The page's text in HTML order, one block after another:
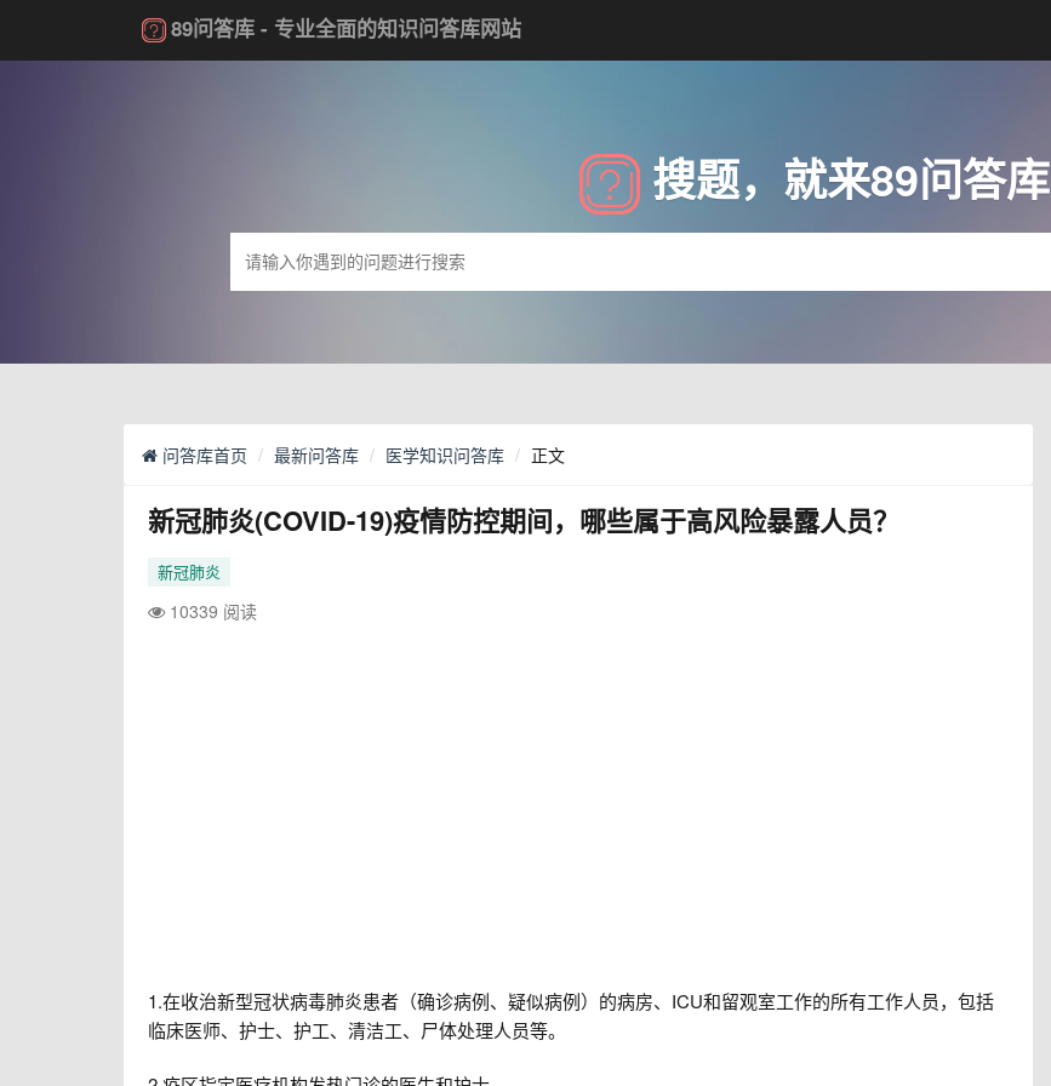
89问答库 - 专业全面的知识问答库网站
搜题，就来89问答库
问答库首页 最新问答库 医学知识问答库 正文
新冠肺炎(COVID-19)疫情防控期间，哪些属于高风险暴露人员？
新冠肺炎
10339 阅读
1.在收治新型冠状病毒肺炎患者（确诊病例、疑似病例）的病房、ICU和留观室工作的所有工作人员，包括
临床医师、护士、护工、清洁工、尸体处理人员等。